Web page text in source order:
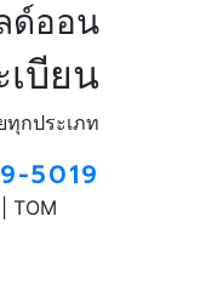
ด์ออน
บียน
กประเภท
5019